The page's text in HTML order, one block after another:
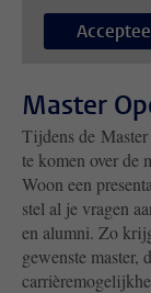
Master
Tijdens de
te komen over de
Woon een
stel al je vragen
en alumni. Zo
gewenste master,